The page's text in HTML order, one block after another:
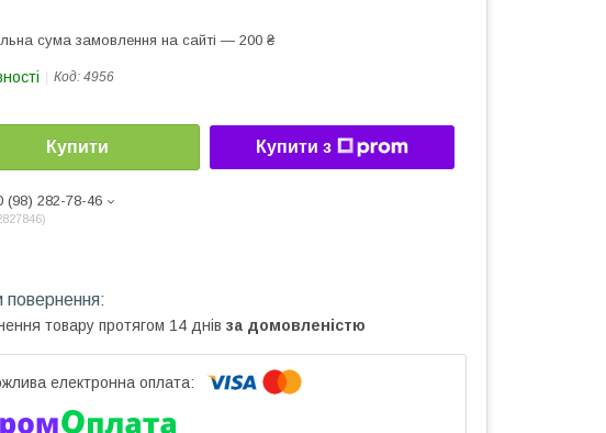
сума замовлення на сайті — 200 ₴
Код: 4956
Купити Купити з
(98) 282-78-46
товару протягом 14 днів за домовленістю